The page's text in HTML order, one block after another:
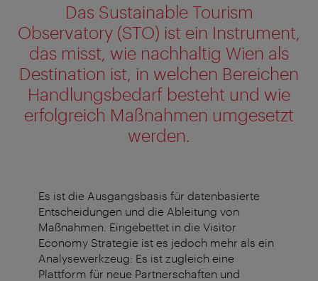
Das Sustainable Tourism
Observatory (STO) ist ein Instrument,
das misst, wie nachhaltig Wien als
Destination ist, in welchen Bereichen
Handlungsbedarf besteht und wie
erfolgreich Maßnahmen umgesetzt
werden.
Es ist die Ausgangsbasis für datenbasierte
Entscheidungen und die Ableitung von
Maßnahmen. Eingebettet in die Visitor
Economy Strategie ist es jedoch mehr als ein
Analysewerkzeug: Es ist zugleich eine
Plattform für neue Partnerschaften und